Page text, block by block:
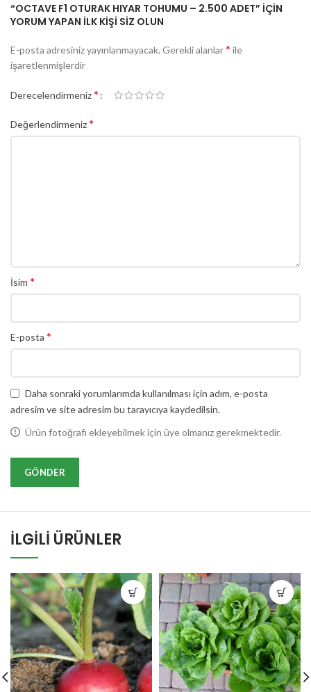
“OCTAVE F1 OTURAK HIYAR TOHUMU – 2.500 ADET” IÇIN
YORUM YAPAN ILK KIŞI SIZ OLUN
E-posta adresiniz yayınlanmayacak. Gerekli alanlar* ile
işaretlenmişlerdir
Derecelendirmeniz*
Değerlendirmeniz*
İsim *
E-posta *
Daha sonraki yorumlarımda kullanılması için adım, e-posta
adresim ve site adresim bu tarayıcıya kaydedilsin.
Ürün fotoğrafı ekleyebilmek için üye olmanız gerekmektedir.
İLGILI ÜRÜNLER